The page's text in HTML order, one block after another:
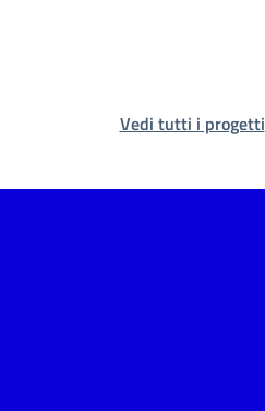
Vedi tutti i progetti